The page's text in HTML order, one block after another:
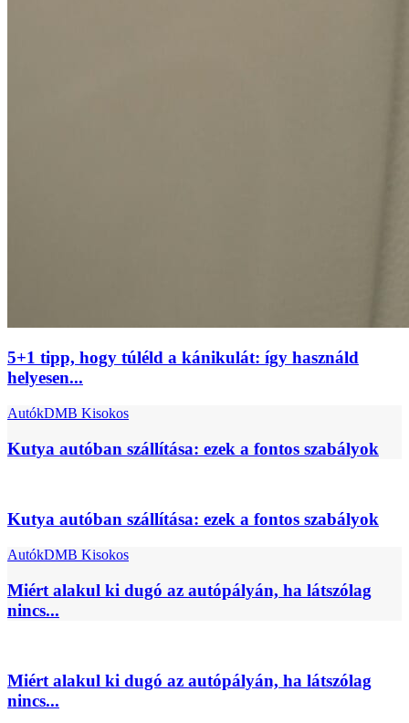
5+1 tipp, hogy túléld a kánikulát: így használd
helyesen...
AutókDMB Kisokos
Kutya autóban szállítása: ezek a fontos szabályok
Kutya autóban szállítása: ezek a fontos szabályok
AutókDMB Kisokos
Miért alakul ki dugó az autópályán, ha látszólag
nincs...
Miért alakul ki dugó az autópályán, ha látszólag
nincs...